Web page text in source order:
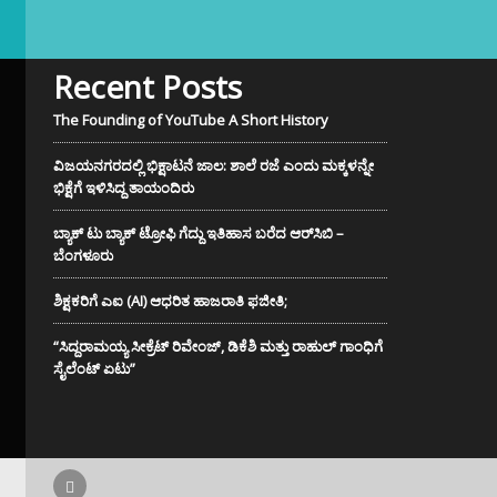
Recent Posts
The Founding of YouTube A Short History
ವಿಜಯನಗರದಲ್ಲಿ ಭಿಕ್ಷಾಟನೆ ಜಾಲ: ಶಾಲೆ ರಜೆ ಎಂದು ಮಕ್ಕಳನ್ನೇ
ಭಿಕ್ಷೆಗೆ ಇಳಿಸಿದ್ದ ತಾಯಂದಿರು
ಬ್ಯಾಕ್ ಟು ಬ್ಯಾಕ್ ಟ್ರೋಫಿ ಗೆದ್ದು ಇತಿಹಾಸ ಬರೆದ ಆರ್‌ಸಿಬಿ –
ಬೆಂಗಳೂರು
ಶಿಕ್ಷಕರಿಗೆ ಎಐ (AI) ಆಧರಿತ ಹಾಜರಾತಿ ಫಜೀತಿ;
“ಸಿದ್ದರಾಮಯ್ಯ ಸೀಕ್ರೆಟ್ ರಿವೇಂಜ್‌, ಡಿಕೆಶಿ ಮತ್ತು ರಾಹುಲ್‌ ಗಾಂಧಿಗೆ
ಸೈಲೆಂಟ್ ಏಟು”